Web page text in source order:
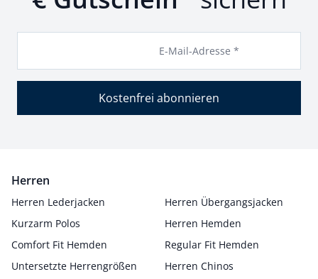
E-Mail-Adresse *
Kostenfrei abonnieren
Herren
Herren Lederjacken
Herren Übergangsjacken
Kurzarm Polos
Herren Hemden
Comfort Fit Hemden
Regular Fit Hemden
Untersetzte Herrengrößen
Herren Chinos